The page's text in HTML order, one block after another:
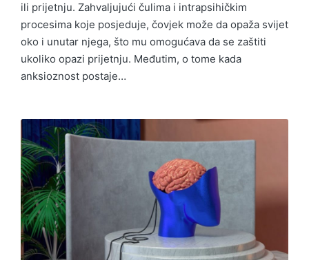
ili prijetnju. Zahvaljujući čulima i intrapsihičkim
procesima koje posjeduje, čovjek može da opaža svijet
oko i unutar njega, što mu omogućava da se zaštiti
ukoliko opazi prijetnju. Međutim, o tome kada
anksioznost postaje…